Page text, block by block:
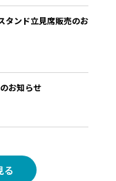
タンド立見席販売のお
お知らせ
る